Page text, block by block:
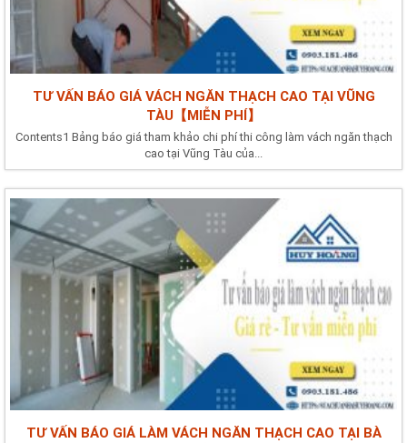
TƯ VẤN BÁO GIÁ VÁCH NGĂN THẠCH CAO TẠI VŨNG
TÀU【MIỄN PHÍ】
Contents1 Bảng báo giá tham khảo chi phí thi công làm vách ngăn thạch
cao tại Vũng Tàu của...
TƯ VẤN BÁO GIÁ LÀM VÁCH NGĂN THẠCH CAO TẠI BÀ